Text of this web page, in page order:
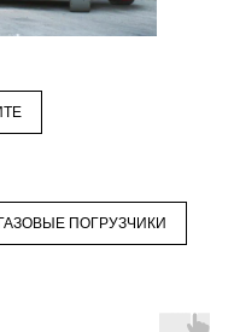
ГАЗОВЫЕ ПОГРУЗЧИКИ